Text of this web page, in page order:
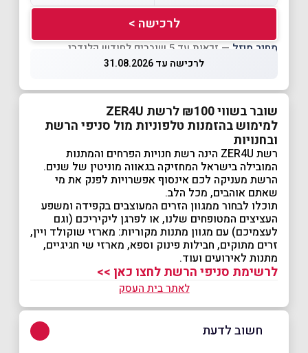
לרכישה >
מחיר מוזל — זכאות עד 5 שוברים לחודש קלנדרי
לרכישה עד 31.08.2026
שובר בשווי ₪100 לרשת ZER4U
למימוש בהזמנות טלפוניות מול סניפי הרשת
ובחנויות
רשת ZER4U הינה רשת חנויות הפרחים והמתנות
המובילה בישראל המחזיקה בגאווה מוניטין של שנים.
הרשת מעניקה לכם אינסוף אפשרויות לפנק את מי
שאתם אוהבים, מכל הלב.
תוכלו לבחור ממגוון הזרים המעוצבים בקפידה ומשפע
העציצים המטופחים שלנו, או לפרגן ליקיריכם (וגם
לעצמיכם) עם מגוון מתנות מקוריות: מארזי שוקולד ויין,
זרים מתוקים, חבילות פינוק וספא, מארזי שי חגיגיים,
מתנות לאירועים ועוד.
לרשימת סניפי הרשת לחצו כאן >>
לאתר בית העסק
חשוב לדעת